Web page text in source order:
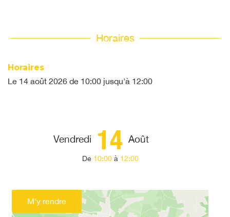
Horaires
Horaires
Le 14 août 2026 de 10:00 jusqu'à 12:00
Vendredi 14 Août
De 10:00 à 12:00
M'y rendre